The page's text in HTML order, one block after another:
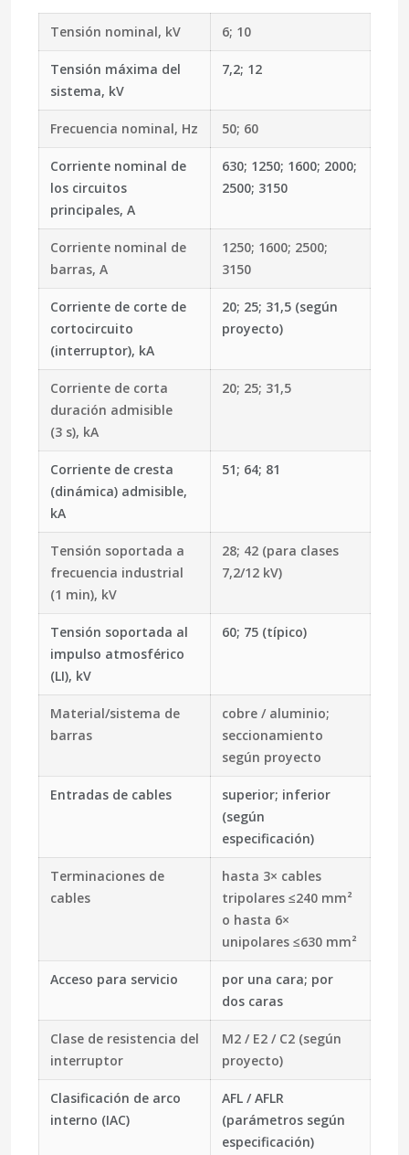
Tensión nominal, kV 6; 10
Tensión máxima del
sistema, kV
7,2; 12
Frecuencia nominal, Hz 50; 60
Corriente nominal de
los circuitos
principales, A
630; 1250; 1600; 2000;
2500; 3150
Corriente nominal de
barras, A
1250; 1600; 2500;
3150
Corriente de corte de
cortocircuito
(interruptor), kA
20; 25; 31,5 (según
proyecto)
Corriente de corta
duración admisible
(3 s), kA
20; 25; 31,5
Corriente de cresta
(dinámica) admisible,
kA
51; 64; 81
Tensión soportada a
frecuencia industrial
(1 min), kV
28; 42 (para clases
7,2/12 kV)
Tensión soportada al
impulso atmosférico
(LI), kV
60; 75 (típico)
Material/sistema de
barras
cobre / aluminio;
seccionamiento
según proyecto
Entradas de cables
superior; inferior
(según
especificación)
Terminaciones de
cables
hasta 3× cables
tripolares ≤240 mm²
o hasta 6×
unipolares ≤630 mm²
Acceso para servicio
por una cara; por
dos caras
Clase de resistencia del
interruptor
M2 / E2 / C2 (según
proyecto)
Clasificación de arco
interno (IAC)
AFL / AFLR
(parámetros según
especificación)